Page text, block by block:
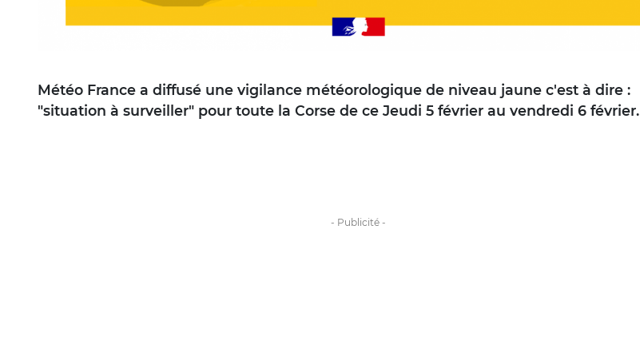
Météo France a diffusé une vigilance météorologique de niveau jaune c'est à dire :
"situation à surveiller" pour toute la Corse de ce Jeudi 5 février au vendredi 6 février.